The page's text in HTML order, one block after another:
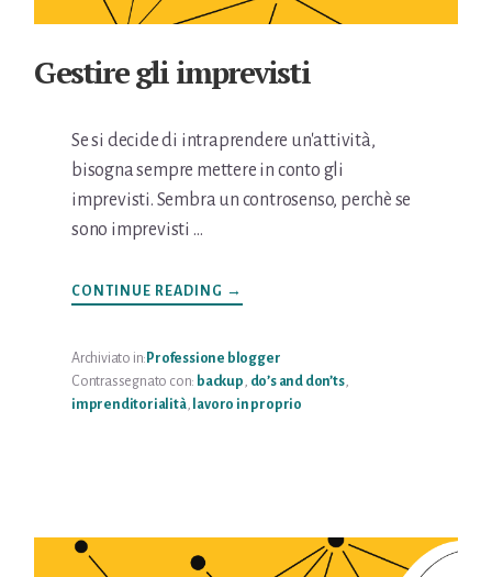
Gestire gli imprevisti
Se si decide di intraprendere un'attività,
bisogna sempre mettere in conto gli
imprevisti. Sembra un controsenso, perchè se
sono imprevisti …
CONTINUE READING INFOGESTIRE
GLI
→
Archiviato in: Professione blogger
Contrassegnato con: backup do’s and don’ts,
imprenditorialità, lavoro in proprio